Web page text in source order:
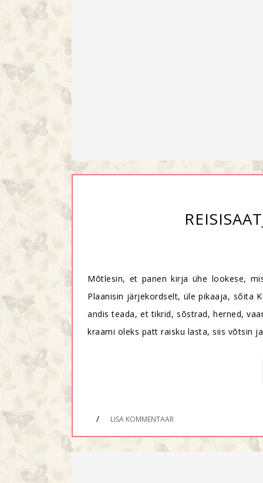
Mõtlesin, et panen kirja ühe lookese,
Plaanisin järjekordselt, üle pikaaja, sõita
andis teada, et tikrid, sõstrad, herned,
kraami oleks patt raisku lasta, siis võtsin
/ LISA KOMMENTAAR